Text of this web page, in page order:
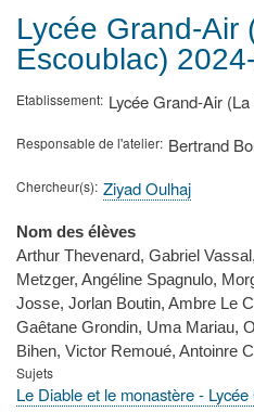
d'Ariane
Lycée Grand-Air
Escoublac)
Etablissement Lycée Grand-Air
Responsable de l'atelier Bertrand
Chercheur(s) Ziyad Oulhaj
Nom des élèves
Arthur Thevenard, Gabriel
Metzger, Angéline Spagnulo,
Josse, Jorlan Boutin, Ambre Le
Gaêtane Grondin, Uma Mariau,
Bihen, Victor Remoué, Antoinre
Sujets
Le Diable et le monastère -